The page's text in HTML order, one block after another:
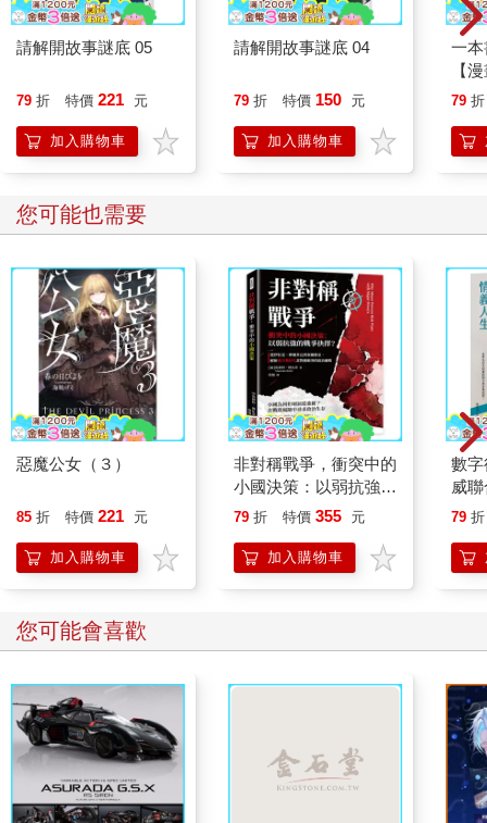
請解開故事謎底 05
79 折 特價 221 元
加入購物車
請解開故事謎底 04
79 折 特價 150 元
加入購物車
一
【
行
「
學方
79 折
您可能也需要
惡魔公女（３）
85 折 特價 221 元
加入購物車
非對稱戰爭，衝突中的
小國決策：以弱抗強的
戰爭抉擇？從伊拉克、
解析後冷戰時代非對稱
衝突的政治邏輯
79 折 特價 355 元
加入購物車
數
威
辦
79 折
您可能會喜歡